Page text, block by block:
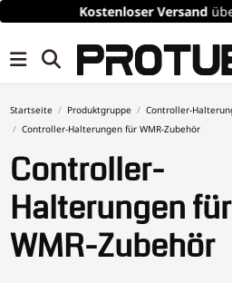
KostenloserVersandüber
Startseite Produktgruppe Controller-
Controller-Halterungen für WMR-Zubehör
Controller-
Halterungen für
WMR-Zubehör